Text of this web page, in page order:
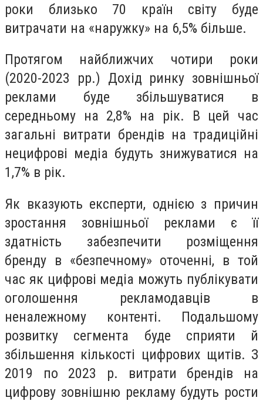
роки близько 70 країн світу буде
витрачати на «наружку» на 6,5% більше.
Протягом найближчих чотири роки
(2020-2023 рр.) Дохід ринку зовнішньої
реклами буде збільшуватися в
середньому на 2,8% на рік. В цей час
загальні витрати брендів на традиційні
нецифрові медіа будуть знижуватися на
1,7% в рік.
Як вказують експерти, однією з причин
зростання зовнішньої реклами є її
здатність забезпечити розміщення
бренду в «безпечному» оточенні, в той
час як цифрові медіа можуть публікувати
оголошення рекламодавців в
неналежному контенті. Подальшому
розвитку сегмента буде сприяти й
збільшення кількості цифрових щитів. З
2019 по 2023 р. витрати брендів на
цифрову зовнішню рекламу будуть рости